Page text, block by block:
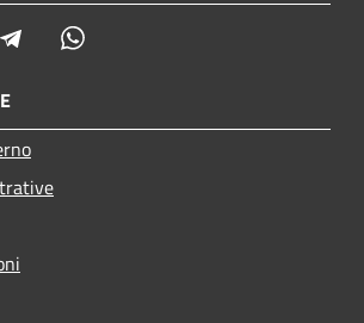
Telegram